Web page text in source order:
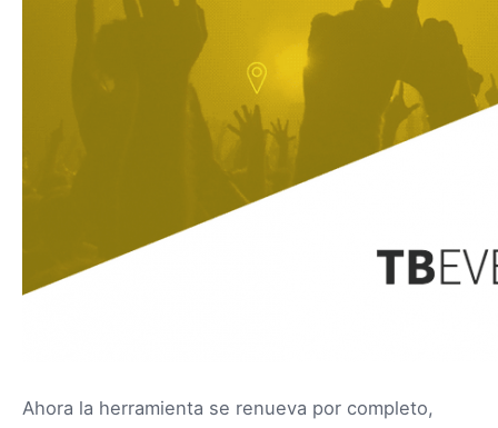
Ahora la herramienta se renueva por completo,